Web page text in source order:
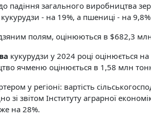
падіння загального виробництва
- на 19%, а пшениці - на
полям, оцінюються в $682,3
кукурудзи у 2024 році оцінюється
ячменю оцінюється в 1,58 млн
у регіоні: вартість
звітом Інституту аграрної
на 28%.